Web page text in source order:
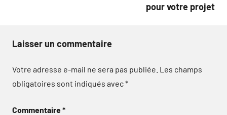
pour votre projet
Laisser un commentaire
Votre adresse e-mail ne sera pas publiée. Les champs
obligatoires sont indiqués avec*
Commentaire*